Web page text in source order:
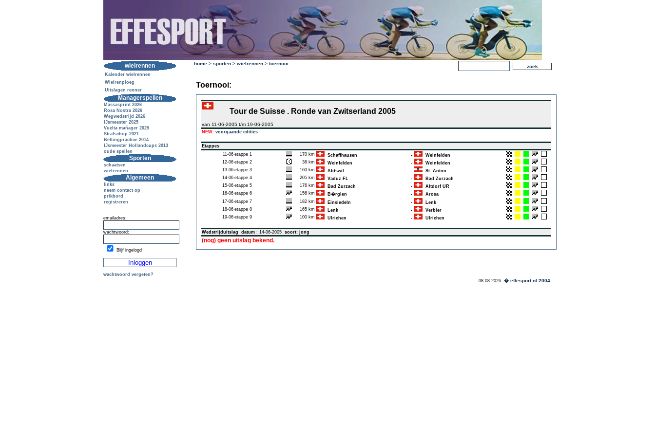
wielrennen
Kalender wielrennen
Wielrenploeg
Uitslagen renner
Managerspellen
Massasprint 2026
Rosa Nostra 2026
Wegwedstrijd 2026
IJsmeester 2025
Vuelta mañager 2025
Strafschop 2021
Bettingpractice 2014
IJsmeester Hollandcups 2013
oude spellen
Sporten
schaatsen
wielrennen
Algemeen
links
neem contact op
prikbord
registreren
emailadres:
wachtwoord:
Blijf ingelogd
wachtwoord vergeten?
home > sporten > wielrennen > toernooi
Toernooi:
Tour de Suisse . Ronde van Zwitserland 2005
van 11-06-2005 t/m 19-06-2005
NEW: voorgaande edities
Etappes
11-06 etappe 1 170 km Schaffhausen -
Weinfelden
12-06 etappe 2 36 km Weinfelden -
Weinfelden
13-06 etappe 3 160 km Abtswil -
St. Anton
14-06 etappe 4 205 km Vaduz FL -
Bad Zurzach
15-06 etappe 5 176 km Bad Zurzach -
Altdorf UR
16-06 etappe 6 156 km B�rglen -
Arosa
17-06 etappe 7 182 km Einsiedeln -
Lenk
18-06 etappe 8 165 km Lenk -
Verbier
19-06 etappe 9 100 km Ulrichen - Ulrichen
Wedstrijduitslag datum : 14-06-2005 soort: jong
(nog) geen uitslag bekend.
08-08-2026 � effesport.nl 2004